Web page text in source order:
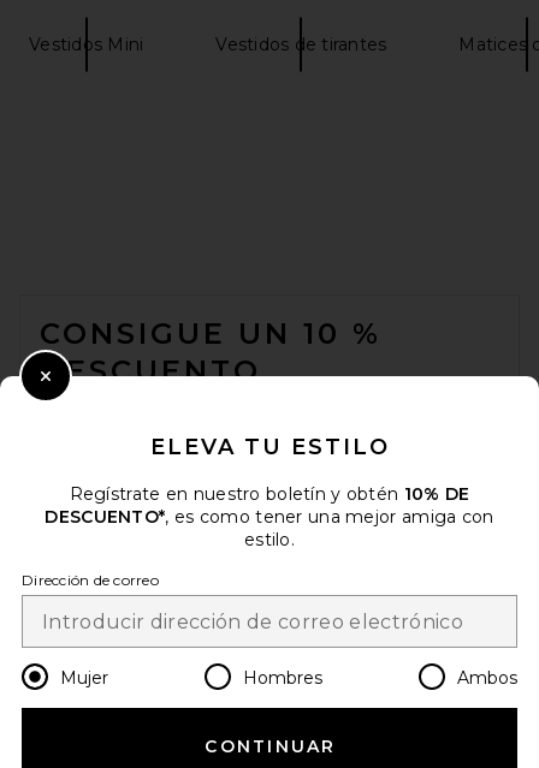
Vestidos Mini Vestidos de tirantes Matices
CONSIGUE UN 10 %
DESCUENTO
electrónico. Puede retirarse en cualquier momento.
Email Address
Change Country Regions
es USD
¡AYÚDANOS A MEJORAR!
ELEVA TU ESTILO
Regístrate en nuestro boletín y obtén 10% DE
DESCUENTO*, es como tener una mejor amiga con
estilo.
Dirección de correo
Mujer Hombres Ambos
CONTINUAR
Close Modal